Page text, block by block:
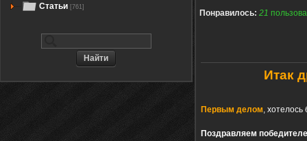
Статьи [761]
Понравилось: 21
Итак
Первым делом,
Поздравляем